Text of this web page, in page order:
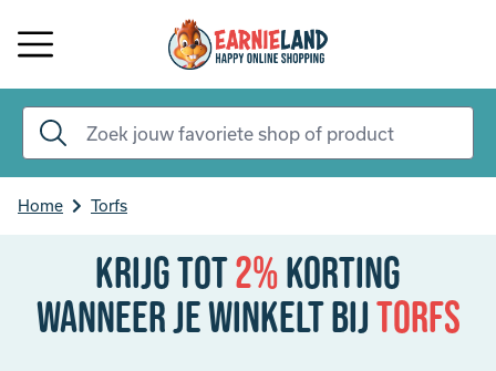
Home Torfs
Krijg tot2%korting
Wanneer je winkelt bijTorfs